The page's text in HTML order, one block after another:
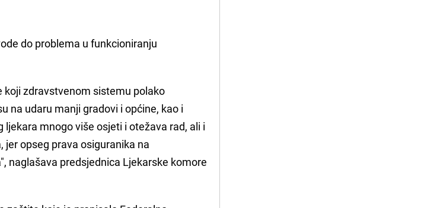
do problema u funkcioniranju
koji zdravstvenom sistemu polako
na udaru manji gradovi i općine, kao i
mnogo više osjeti i otežava rad, ali i
opseg prava osiguranika na
naglašava predsjednica Ljekarske komore